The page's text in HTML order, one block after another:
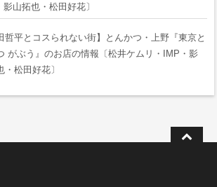
影山拓也・松田好花〕
哲平とコスられない街】とんかつ・上野『東京と
がぶう』のお店の情報〔松井ケムリ・IMP・影
・松田好花〕